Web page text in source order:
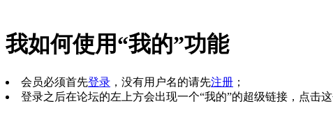
我如何使用“我的”功能
会员必须首先登录 ，没有用户名的请先注册 ；
登录之后在论坛的左上方会出现一个“我的”的超级链接，点击